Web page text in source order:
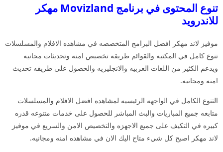
تنوع المحتوى في برنامج Movizland مهكر
للاندرويد
موفيز لاند مهكر افضل البرامج المتخصصه في مشاهده الافلام والمسلسلات
تنوع كامل في المكتبه والقوائم طريقه تخصيص امنه وتحديثات مجانيه
ويدعم الكثير من اللغات العربيه والانجليزيه والحصول على طريقه تحديث
امنه ومجانيه.
التنوع الكامل في الواجهه الرئيسيه لمشاهده افضل الافلام والمسلسلات
متابعه جميع المباريات والبث المباشر للحصول على خدمات متنوعه قدره
كبيره في التكيف على جميع الاجهزه والتخصيص الامن والسريع في موفيز
لاند مهكر اصبح كل شيء متاح اليك الان في مشاهده امنه ومجانيه.